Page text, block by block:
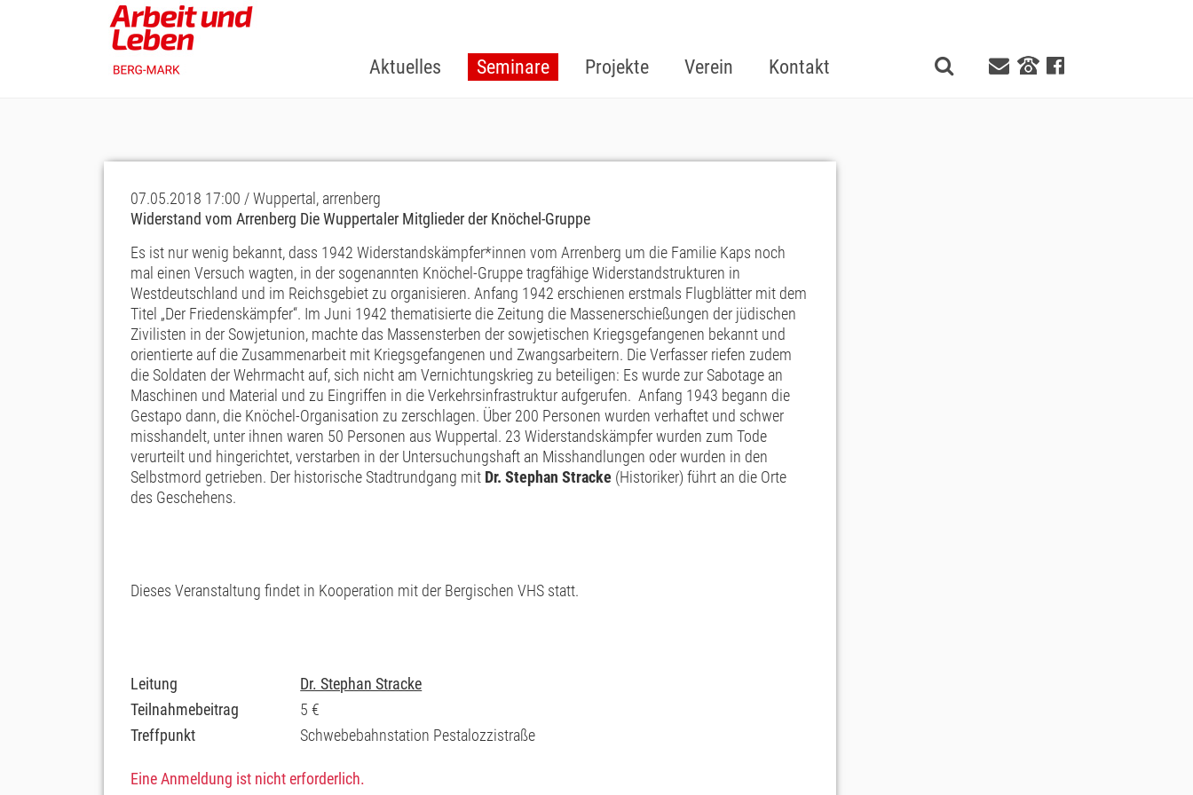
Aktuelles Seminare Projekte Verein Kontakt
07.05.2018 17:00 / Wuppertal, arrenberg
Widerstand vom Arrenberg Die Wuppertaler Mitglieder der Knöchel-Gruppe
Es ist nur wenig bekannt, dass 1942 Widerstandskämpfer*innen vom Arrenberg um die Familie Kaps noch
mal einen Versuch wagten, in der sogenannten Knöchel-Gruppe tragfähige Widerstandstrukturen in
Westdeutschland und im Reichsgebiet zu organisieren. Anfang 1942 erschienen erstmals Flugblätter mit dem
Titel „Der Friedenskämpfer“. Im Juni 1942 thematisierte die Zeitung die Massenerschießungen der jüdischen
Zivilisten in der Sowjetunion, machte das Massensterben der sowjetischen Kriegsgefangenen bekannt und
orientierte auf die Zusammenarbeit mit Kriegsgefangenen und Zwangsarbeitern. Die Verfasser riefen zudem
die Soldaten der Wehrmacht auf, sich nicht am Vernichtungskrieg zu beteiligen: Es wurde zur Sabotage an
Maschinen und Material und zu Eingriffen in die Verkehrsinfrastruktur aufgerufen. Anfang 1943 begann die
Gestapo dann, die Knöchel-Organisation zu zerschlagen. Über 200 Personen wurden verhaftet und schwer
misshandelt, unter ihnen waren 50 Personen aus Wuppertal. 23 Widerstandskämpfer wurden zum Tode
verurteilt und hingerichtet, verstarben in der Untersuchungshaft an Misshandlungen oder wurden in den
Selbstmord getrieben. Der historische Stadtrundgang mit Dr. Stephan Stracke (Historiker) führt an die Orte
des Geschehens.
Dieses Veranstaltung findet in Kooperation mit der Bergischen VHS statt.
Leitung
Dr. Stephan Stracke
Teilnahmebeitrag
5 €
Treffpunkt
Schwebebahnstation Pestalozzistraße
Eine Anmeldung ist nicht erforderlich.